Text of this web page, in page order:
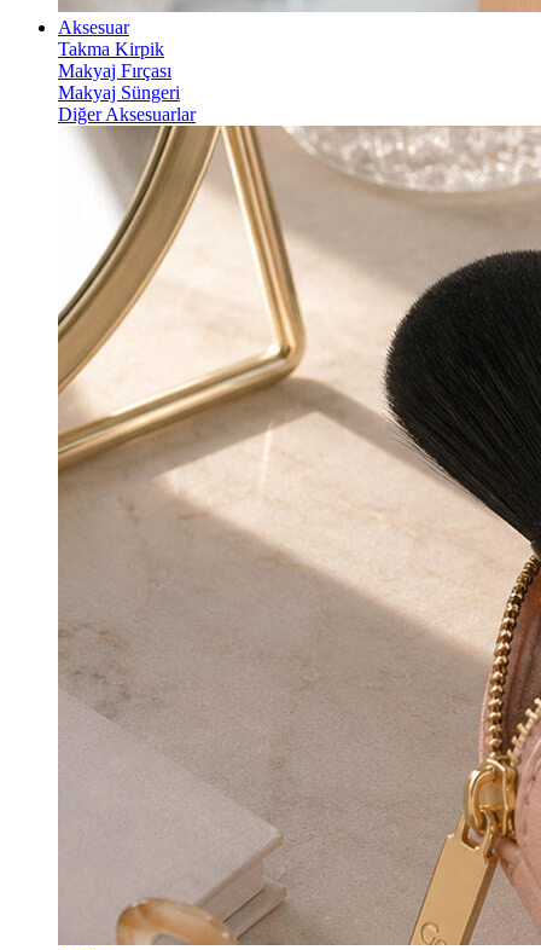
Aksesuar
Takma Kirpik
Makyaj Fırçası
Makyaj Süngeri
Diğer Aksesuarlar